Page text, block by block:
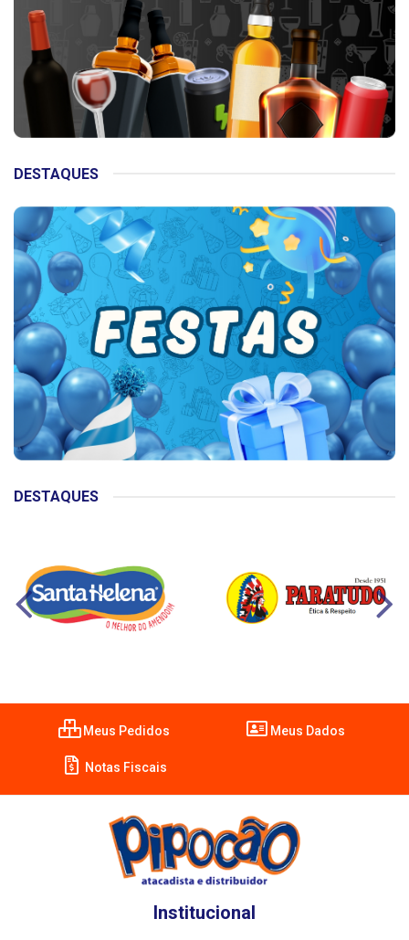
DESTAQUES
DESTAQUES
Meus Pedidos Meus Dados
Notas Fiscais
Institucional